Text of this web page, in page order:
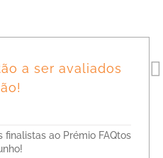
a ser avaliados
ao Prémio FAQtos